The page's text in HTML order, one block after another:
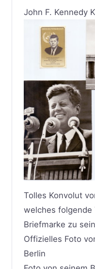
John F. Kennedy
Tolles Konvolut
welches folgende
Briefmarke zu
Offizielles Foto
Berlin